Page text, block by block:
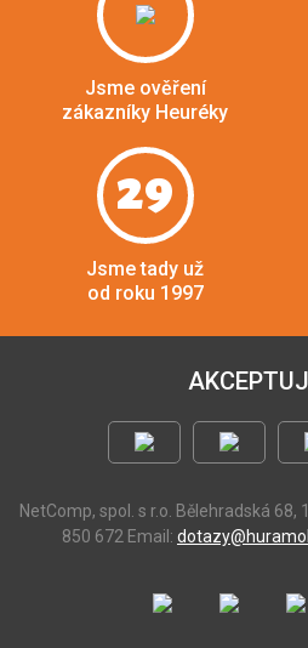
Jsme ověření
zákazníky Heuréky
29
Jsme tady už
od roku 1997
NetComp, spol. s r.o. Bělehradská 68,
850 672 Email: